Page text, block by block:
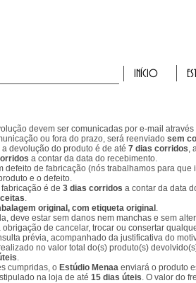
INÍCIO
devem ser comunicadas por e-mail através
ou fora do prazo, será reenviado sem
a devolução do produto é de até 7 dias corridos,
a contar da data do recebimento.
defeito de fabricação (nós trabalhamos para
e o defeito.
é de 3 dias corridos a contar da data
.
original, com etiqueta original .
deve estar sem danos nem manchas e sem
obrigação de cancelar, trocar ou consertar
prévia, acompanhado da justificativa do
no valor total do(s) produto(s)
.
cumpridas, o Estúdio Menaa enviará o produto
na loja de até 15 dias úteis. O valor do